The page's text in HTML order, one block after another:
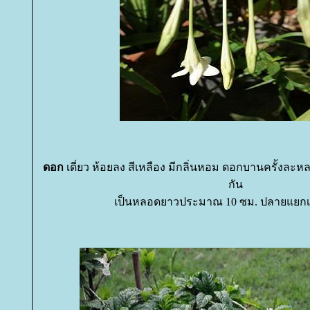
ดอก เดี่ยว ห้อยลง สีเหลือง มีกลิ่นหอม ดอกบานครั้งละห
กัน
เป็นหลอดยาวประมาณ 10 ซม. ปลายแยก